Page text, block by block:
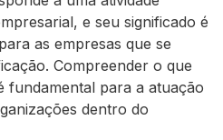
e seu significado é
as empresas que se
Compreender o que
fundamental para a atuação
dentro do